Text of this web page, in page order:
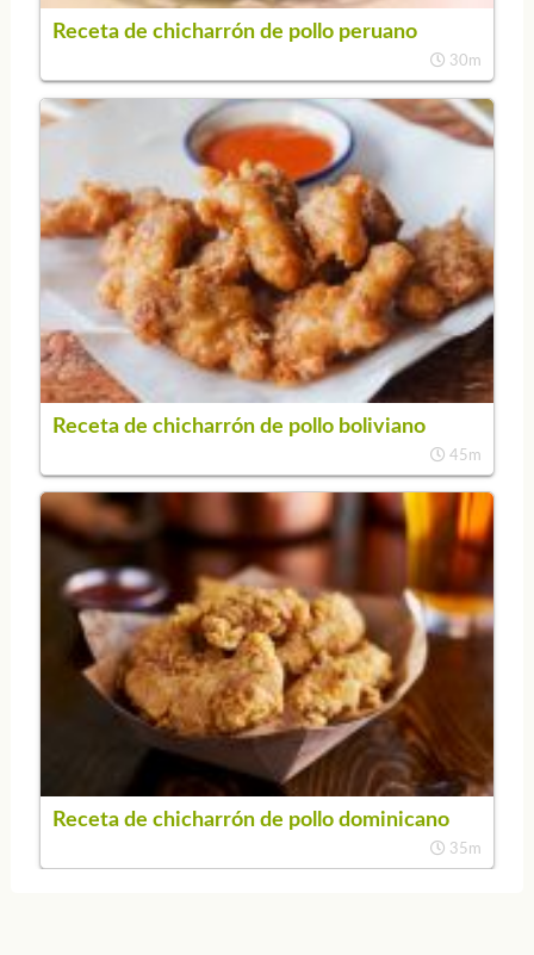
Receta de chicharrón de pollo peruano
30m
Receta de chicharrón de pollo boliviano
45m
Receta de chicharrón de pollo dominicano
35m